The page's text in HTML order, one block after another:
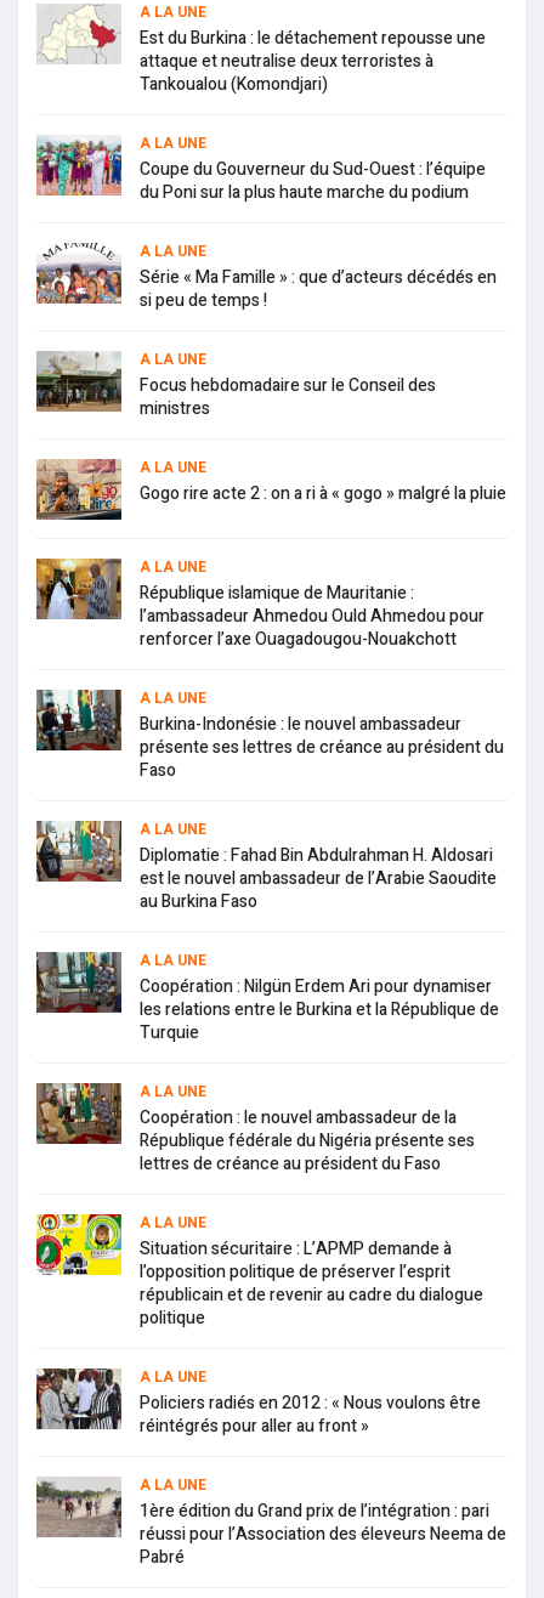
A LA UNE
Est du Burkina : le détachement repousse une
attaque et neutralise deux terroristes à
Tankoualou (Komondjari)
A LA UNE
Coupe du Gouverneur du Sud-Ouest : l’équipe
du Poni sur la plus haute marche du podium
A LA UNE
Série « Ma Famille » : que d’acteurs décédés en
si peu de temps !
A LA UNE
Focus hebdomadaire sur le Conseil des
ministres
A LA UNE
Gogo rire acte 2 : on a ri à « gogo » malgré la pluie
A LA UNE
République islamique de Mauritanie :
l’ambassadeur Ahmedou Ould Ahmedou pour
renforcer l’axe Ouagadougou-Nouakchott
A LA UNE
Burkina-Indonésie : le nouvel ambassadeur
présente ses lettres de créance au président du
Faso
A LA UNE
Diplomatie : Fahad Bin Abdulrahman H. Aldosari
est le nouvel ambassadeur de l’Arabie Saoudite
au Burkina Faso
A LA UNE
Coopération : Nilgün Erdem Ari pour dynamiser
les relations entre le Burkina et la République de
Turquie
A LA UNE
Coopération : le nouvel ambassadeur de la
République fédérale du Nigéria présente ses
lettres de créance au président du Faso
A LA UNE
Situation sécuritaire : L’APMP demande à
l’opposition politique de préserver l’esprit
républicain et de revenir au cadre du dialogue
politique
A LA UNE
Policiers radiés en 2012 : « Nous voulons être
réintégrés pour aller au front »
A LA UNE
1ère édition du Grand prix de l’intégration : pari
réussi pour l’Association des éleveurs Neema de
Pabré